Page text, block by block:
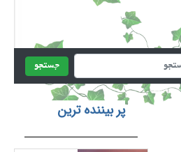
جستجو
پر بیننده ترین